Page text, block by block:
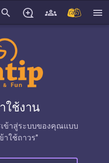
search menu
ใช้งาน
ข้าสู่ระบบของคุณแบบ
าใช้ถาวร"